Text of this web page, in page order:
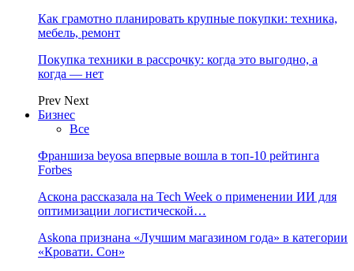
Как грамотно планировать крупные покупки: техника,
мебель, ремонт
Покупка техники в рассрочку: когда это выгодно, а
когда — нет
Prev Next
Бизнес
Все
Франшиза beyosa впервые вошла в топ-10 рейтинга
Forbes
Аскона рассказала на Tech Week о применении ИИ для
оптимизации логистической…
Askona признана «Лучшим магазином года» в категории
«Кровати. Сон»